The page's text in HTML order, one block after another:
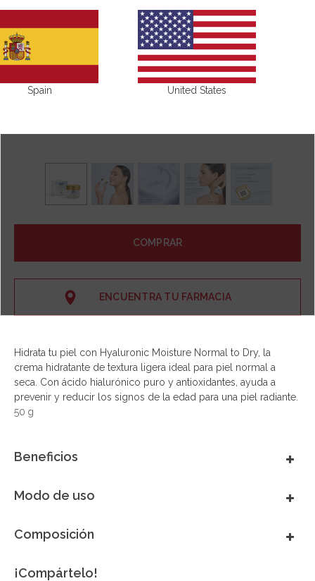
COMPRAR
ENCUENTRA TU FARMACIA
Hidrata tu piel con Hyaluronic Moisture Normal to Dry, la
crema hidratante de textura ligera ideal para piel normal a
seca. Con ácido hialurónico puro y antioxidantes, ayuda a
prevenir y reducir los signos de la edad para una piel radiante.
50 g
Beneficios
Modo de uso
Composición
¡Compártelo!
Spain United States